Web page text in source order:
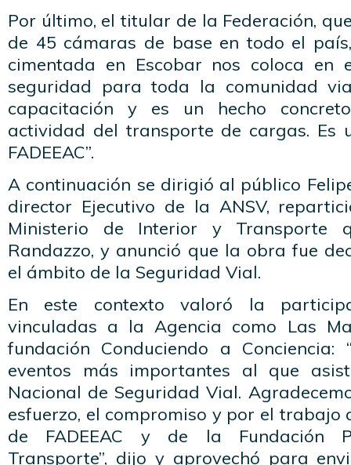
Por último, el titular de la Federación,
de 45 cámaras de base en todo el
cimentada en Escobar nos coloca en
seguridad para toda la comunidad
capacitación y es un hecho
actividad del transporte de cargas. Es
FADEEAC”.
A continuación se dirigió al público
director Ejecutivo de la ANSV,
Ministerio de Interior y Transporte
Randazzo, y anunció que la obra fue
el ámbito de la Seguridad Vial.
En este contexto valoró la
vinculadas a la Agencia como Las
fundación Conduciendo a
eventos más importantes al que
Nacional de Seguridad Vial.
esfuerzo, el compromiso y por el trabajo
de FADEEAC y de la Fundación
Transporte”, dijo y aprovechó para